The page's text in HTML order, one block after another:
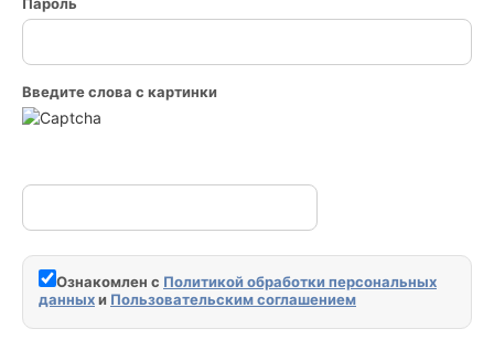
Введите слова с картинки
Ознакомлен с Политикой обработки персональных
данныхи Пользовательским соглашением